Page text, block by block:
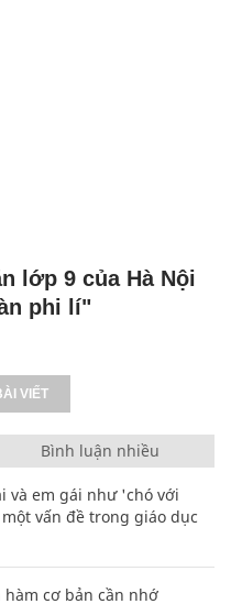
lớp 9 của Hà Nội
phi lí"
VIẾT
Bình luận nhiều
và em gái như 'chó với
vấn đề trong giáo dục
cơ bản cần nhớ